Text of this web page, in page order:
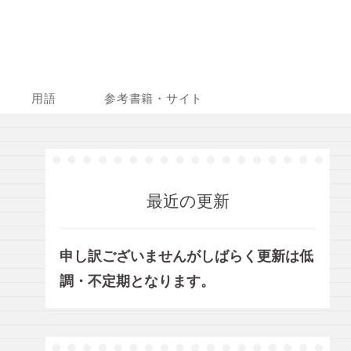
用語 参考書籍・サイト
最近の更新
申し訳ございませんがしばらく更新は低
調・不定期となります。